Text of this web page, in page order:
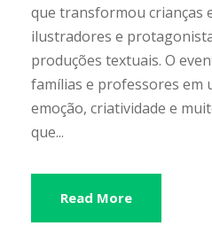
que transformou crianças
ilustradores e
produções textuais. O
famílias e professores em
emoção, criatividade e
que...
Read More